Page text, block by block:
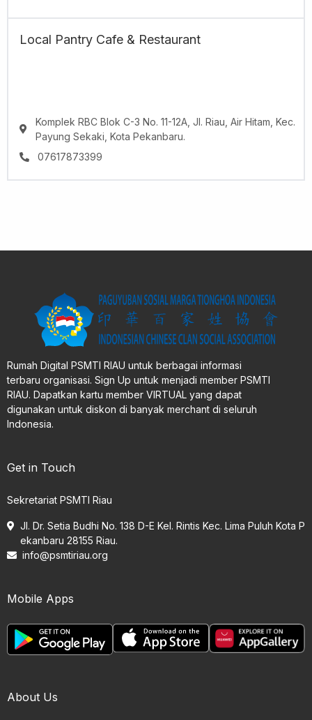
Local Pantry Cafe & Restaurant
Komplek RBC Blok C-3 No. 11-12A, Jl. Riau, Air Hitam, Kec.
Payung Sekaki, Kota Pekanbaru.
07617873399
Rumah Digital PSMTI RIAU untuk berbagai informasi
terbaru organisasi. Sign Up untuk menjadi member PSMTI
RIAU. Dapatkan kartu member VIRTUAL yang dapat
digunakan untuk diskon di banyak merchant di seluruh
Indonesia.
Get in Touch
Sekretariat PSMTI Riau
Jl. Dr. Setia Budhi No. 138 D-E Kel. Rintis Kec. Lima Puluh Kota P
ekanbaru 28155 Riau.
info@psmtiriau.org
Mobile Apps
About Us